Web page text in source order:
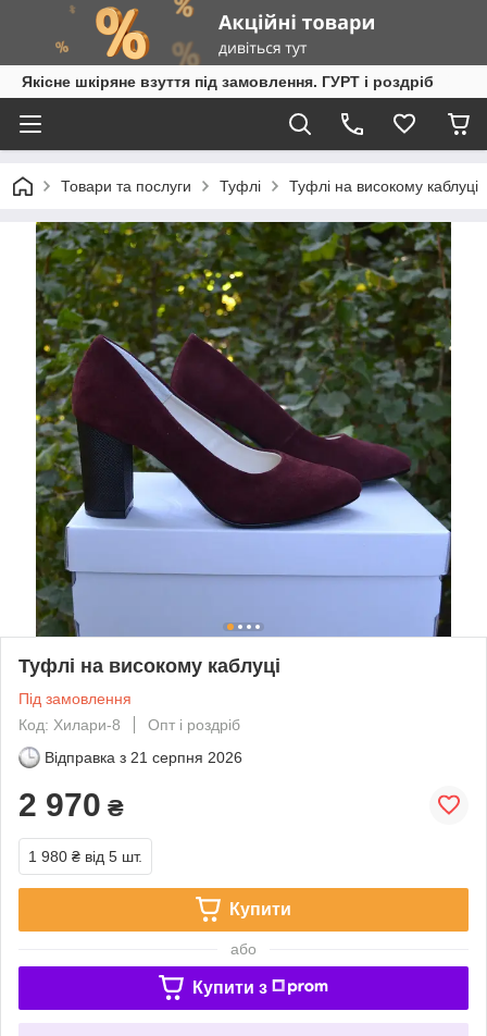
Якісне шкіряне взуття під замовлення. ГУРТ і роздріб
Товари та послуги Туфлі Туфлі на високому каблуці
Туфлі на високому каблуці
Під замовлення
Код: Хилари-8
Опт і роздріб
Відправка з 21 серпня 2026
2 970 ₴
1 980 ₴ від 5 шт.
Купити
або
Купити з